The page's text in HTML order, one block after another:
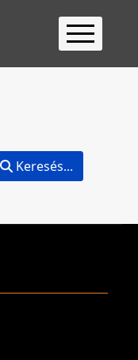
Kezdőlap
2026
Keresés...